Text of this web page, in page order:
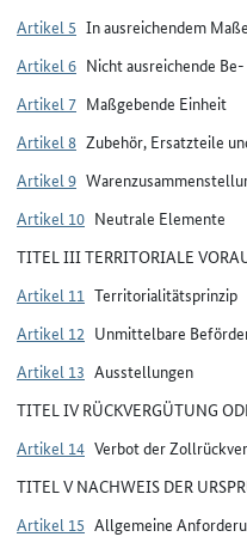
Artikel 5 In ausreichendem
Artikel 6 Nicht ausreichende
Artikel 7 Maßgebende Einheit
Artikel 8 Zubehör, Ersatzteile
Artikel 9
Artikel 10 Neutrale Elemente
TITEL III TERRITORIALE
Artikel 11 Territorialitätsprinzip
Artikel 12 Unmittelbare
Artikel 13 Ausstellungen
TITEL IV RÜCKVERGÜTUNG
Artikel 14 Verbot der
TITEL V NACHWEIS DER
Artikel 15 Allgemeine